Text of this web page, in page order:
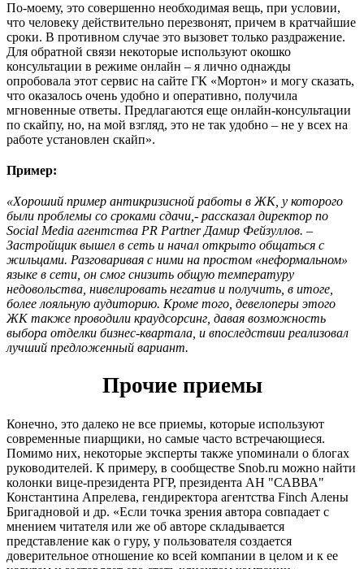
По-моему, это совершенно необходимая вещь, при условии,
что человеку действительно перезвонят, причем в кратчайшие
сроки. В противном случае это вызовет только раздражение.
Для обратной связи некоторые используют окошко
консультации в режиме онлайн – я лично однажды
опробовала этот сервис на сайте ГК «Мортон» и могу сказать,
что оказалось очень удобно и оперативно, получила
мгновенные ответы. Предлагаются еще онлайн-консультации
по скайпу, но, на мой взгляд, это не так удобно – не у всех на
работе установлен скайп».
Пример:
«Хороший пример антикризисной работы в ЖК, у которого
были проблемы со сроками сдачи,- рассказал директор по
Social Media агентства PR Partner Дамир Фейзуллов. –
Застройщик вышел в сеть и начал открыто общаться с
жильцами. Разговаривая с ними на простом «неформальном»
языке в сети, он смог снизить общую температуру
недовольства, нивелировать негатив и получить, в итоге,
более лояльную аудиторию. Кроме того, девелоперы этого
ЖК также проводили краудсорсинг, давая возможность
выбора отделки бизнес-квартала, и впоследствии реализовал
лучший предложенный вариант.
Прочие приемы
Конечно, это далеко не все приемы, которые используют
современные пиарщики, но самые часто встречающиеся.
Помимо них, некоторые эксперты также упоминали о блогах
руководителей. К примеру, в сообществе Snob.ru можно найти
колонки вице-президента РГР, президента АН "САВВА"
Константина Апрелева, гендиректора агентства Finch Алены
Бригадновой и др. «Если точка зрения автора совпадает с
мнением читателя или же об авторе складывается
представление как о гуру, у пользователя создается
доверительное отношение ко всей компании в целом и к ее